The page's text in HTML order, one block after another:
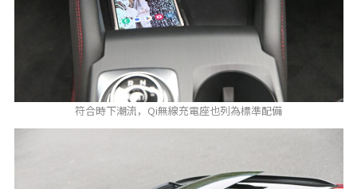
符合時下潮流，Qi無線充電座也列為標準配備